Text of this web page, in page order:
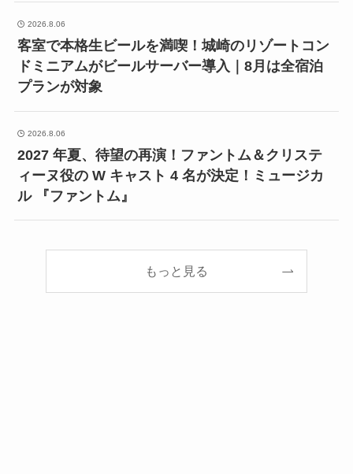
2026.8.06
客室で本格生ビールを満喫！城崎のリゾートコン
ドミニアムがビールサーバー導入｜8月は全宿泊
プランが対象
2026.8.06
2027 年夏、待望の再演！ファントム＆クリステ
ィーヌ役の W キャスト 4 名が決定！ミュージカ
ル 『ファントム』
もっと見る